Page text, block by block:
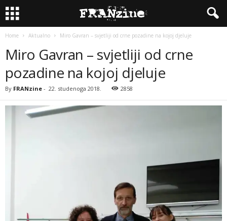
Home Aktualno Miro Gavran – svjetliji od crne pozadine na kojoj djeluje
Miro Gavran – svjetliji od crne
pozadine na kojoj djeluje
By FRANzine - 22. studenoga 2018. 2858